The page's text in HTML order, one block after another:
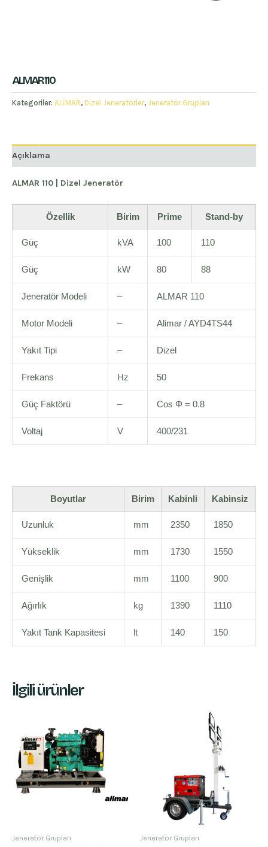
ALMAR 110
Kategoriler: ALİMAR, Dizel Jeneratörler, Jeneratör Grupları
Açıklama
ALMAR 110 | Dizel Jeneratör
Özellik Birim Prime Stand-by
Güç kVA 100 110
Güç kW 80 88
Jeneratör Modeli – ALMAR 110
Motor Modeli – Alimar / AYD4TS44
Yakıt Tipi – Dizel
Frekans Hz 50
Güç Faktörü – Cos Φ = 0.8
Voltaj V 400/231
Boyutlar Birim Kabinli Kabinsiz
Uzunluk mm 2350 1850
Yükseklik mm 1730 1550
Genişlik mm 1100 900
Ağırlık kg 1390 1110
Yakıt Tank Kapasitesi lt 140 150
İlgili ürünler
Jeneratör Grupları Jeneratör Grupları